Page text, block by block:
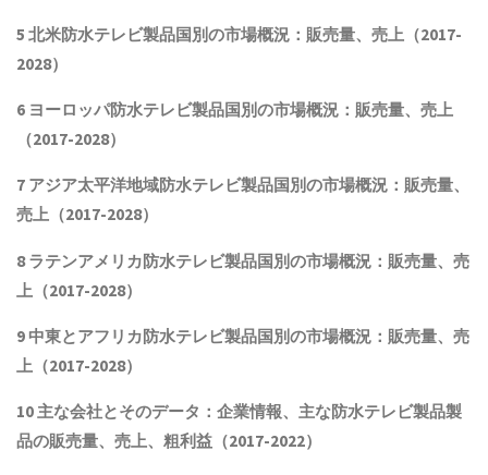
5 北米防水テレビ製品国別の市場概況 ：販売量、売上（2017-
2028）
6 ヨーロッパ防水テレビ製品国別の市場概況：販売量、売上
（2017-2028）
7 アジア太平洋地域防水テレビ製品国別の市場概況：販売量、
売上（2017-2028）
8 ラテンアメリカ防水テレビ製品国別の市場概況：販売量、売
上（2017-2028）
9 中東とアフリカ防水テレビ製品国別の市場概況：販売量、売
上（2017-2028）
10 主な会社とそのデータ ：企業情報、主な防水テレビ製品製
品の販売量、売上、粗利益（2017-2022）